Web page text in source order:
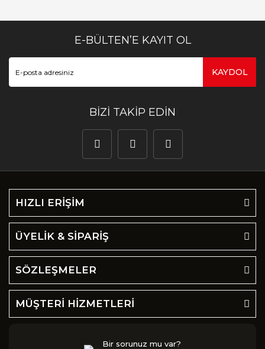
E-BÜLTEN’E KAYIT OL
KAYDOL
BİZİ TAKİP EDİN
HIZLI ERİŞİM
ÜYELİK & SİPARİŞ
SÖZLEŞMELER
MÜŞTERİ HİZMETLERİ
Bir sorunuz mu var?